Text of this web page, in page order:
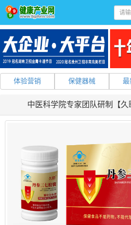
体验营销 保健器械 最
中医科学院专家团队研制【久